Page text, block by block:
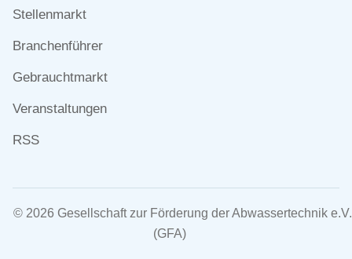
Stellenmarkt
Branchenführer
Gebrauchtmarkt
Veranstaltungen
RSS
© 2026 Gesellschaft zur Förderung der Abwassertechnik e.V.
(GFA)